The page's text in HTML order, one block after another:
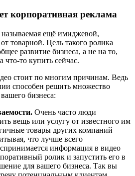
корпоративная реклама
ещё имиджевой,
товарной. Цель такого ролика
развитие бизнеса, а не на то,
что-то купить сейчас.
стоит по многим причинам. Ведь
способен решить множество
бизнеса:
Очень часто люди
вещь или услугу от известного им
товары других компаний
что лучше всего
информация в видео
ролик и запустить его в
для вашего бизнеса. Так вы